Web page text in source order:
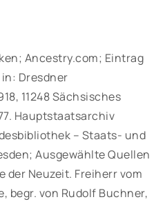
Ancestry.com; Eintrag
Dresdner
11248 Sächsisches
Hauptstaatsarchiv
– Staats- und
Ausgewählte Quellen
Neuzeit. Freiherr vom
begr. von Rudolf Buchner,